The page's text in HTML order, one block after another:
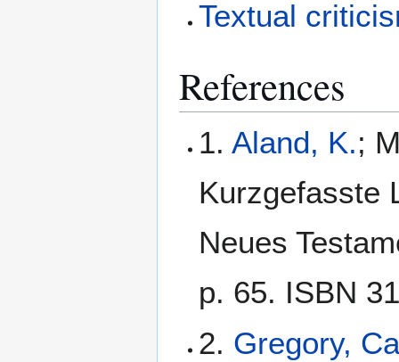
Textual
References
1. Aland, K.;
Kurzgefasste
Neues
p. 65. ISBN
2. Gregory,